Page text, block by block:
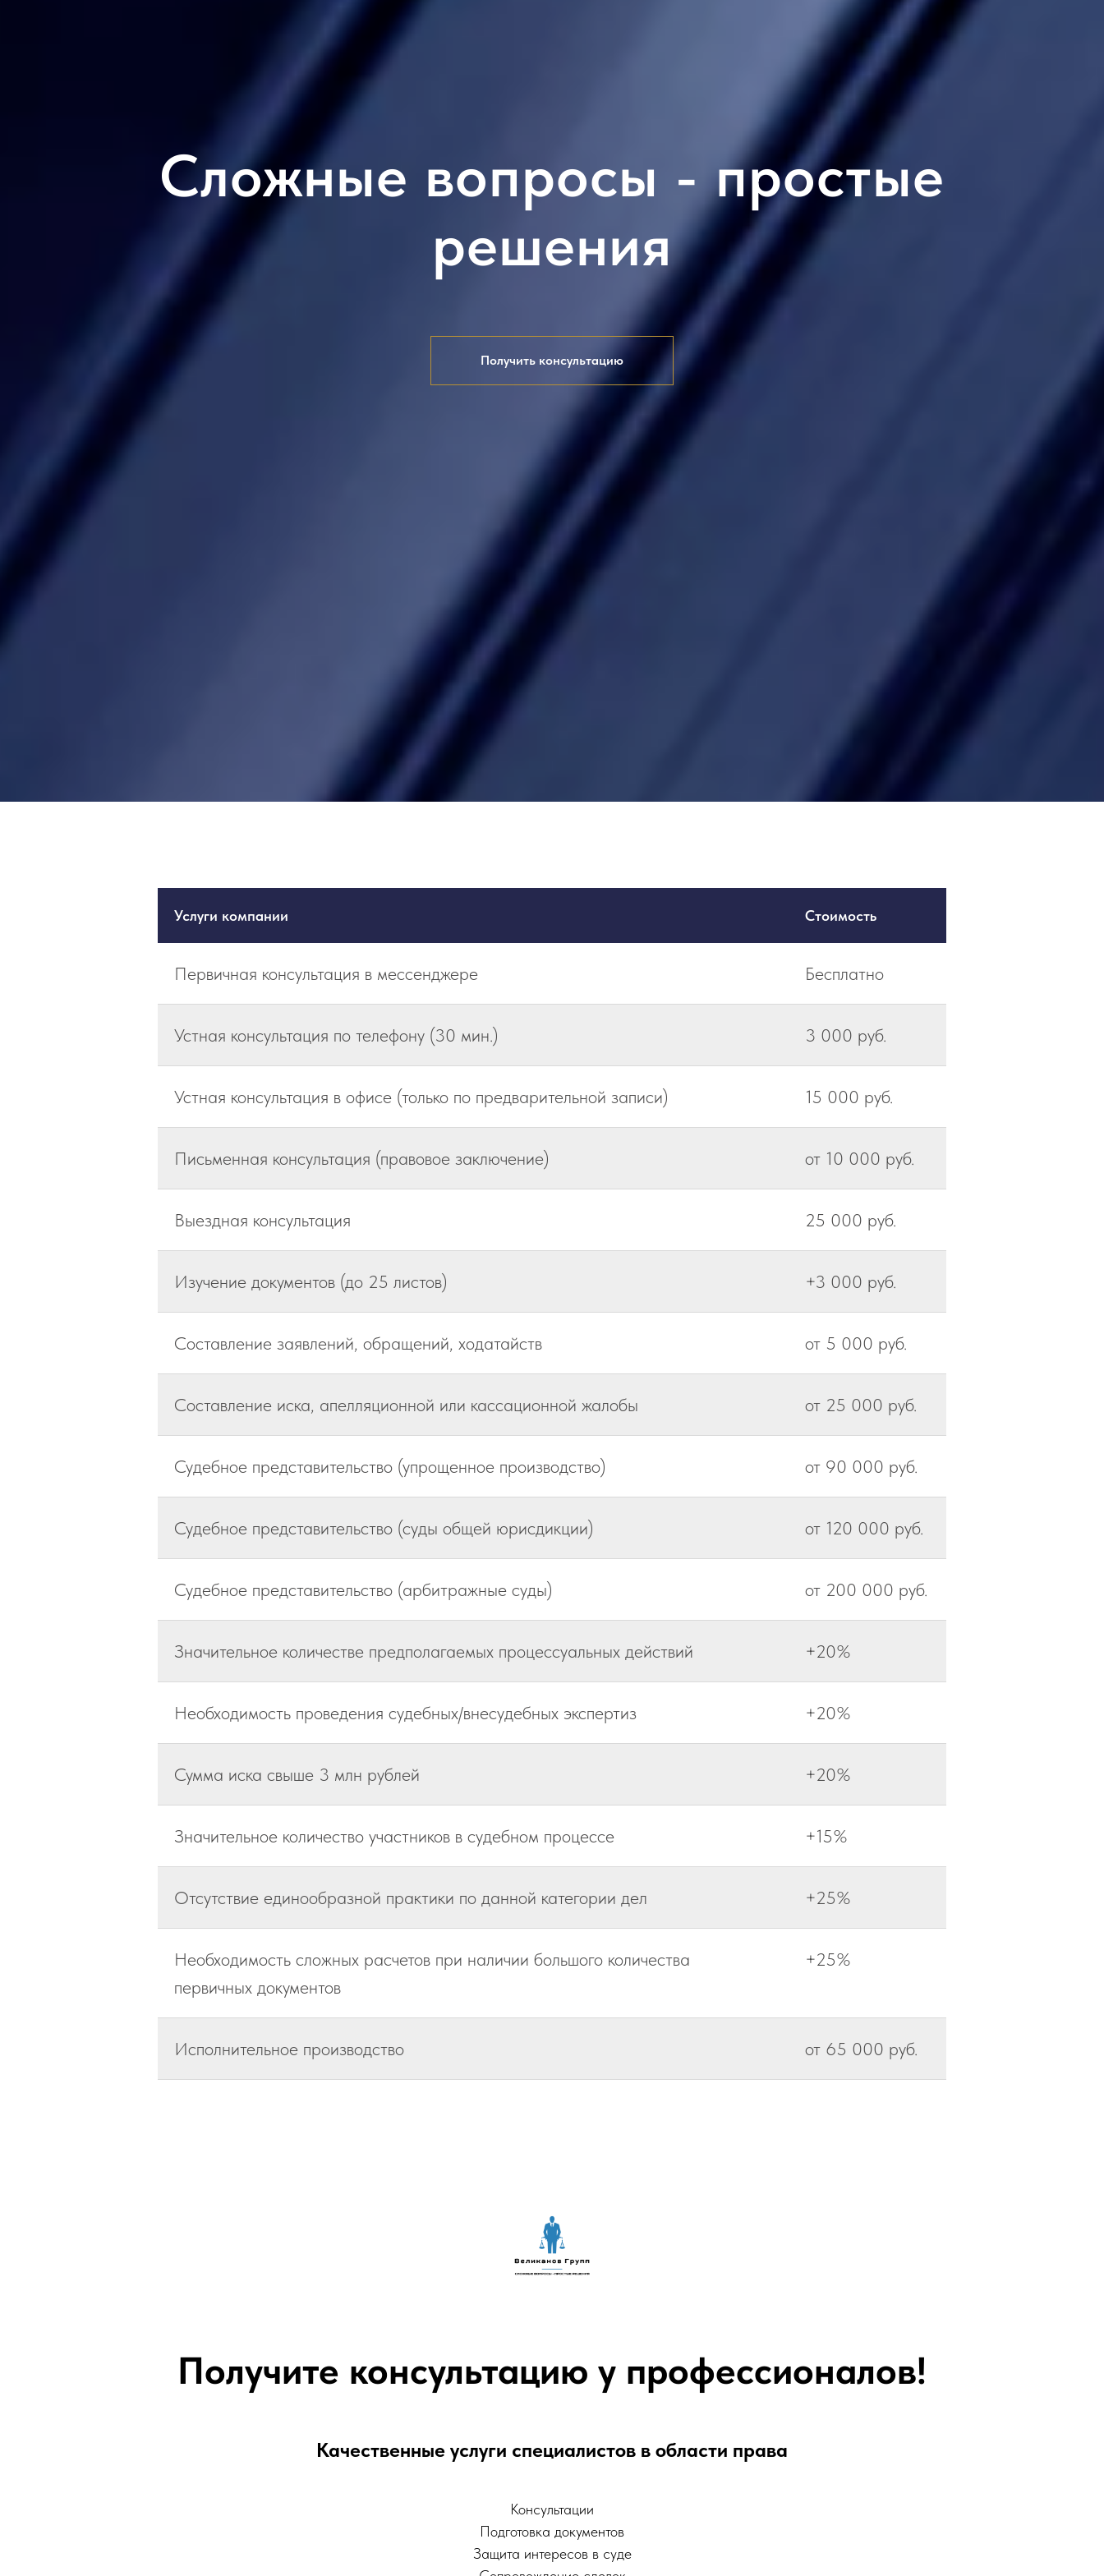
Сложные вопросы - простые
решения
Получить консультацию
Услуги компании Стоимость
Первичная консультация в мессенджере Бесплатно
Устная консультация по телефону (30 мин.) 3 000 руб.
Устная консультация в офисе (только по предварительной записи) 15 000 руб.
Письменная консультация (правовое заключение) от 10 000 руб.
Выездная консультация 25 000 руб.
Изучение документов (до 25 листов) +3 000 руб.
Составление заявлений, обращений, ходатайств от 5 000 руб.
Составление иска, апелляционной или кассационной жалобы от 25 000 руб.
Судебное представительство (упрощенное производство) от 90 000 руб.
Судебное представительство (суды общей юрисдикции) от 120 000 руб.
Судебное представительство (арбитражные суды) от 200 000 руб.
Значительное количестве предполагаемых процессуальных действий +20%
Необходимость проведения судебных/внесудебных экспертиз +20%
Сумма иска свыше 3 млн рублей +20%
Значительное количество участников в судебном процессе +15%
Отсутствие единообразной практики по данной категории дел +25%
Необходимость сложных расчетов при наличии большого количества
первичных документов
+25%
Исполнительное производство от 65 000 руб.
Получите консультацию у профессионалов!
Качественные услуги специалистов в области права
Консультации
Подготовка документов
Защита интересов в суде